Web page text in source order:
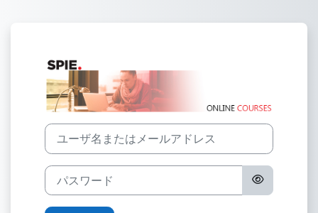
SPIE にログイ
ユーザ名またはメールアドレス
パスワード